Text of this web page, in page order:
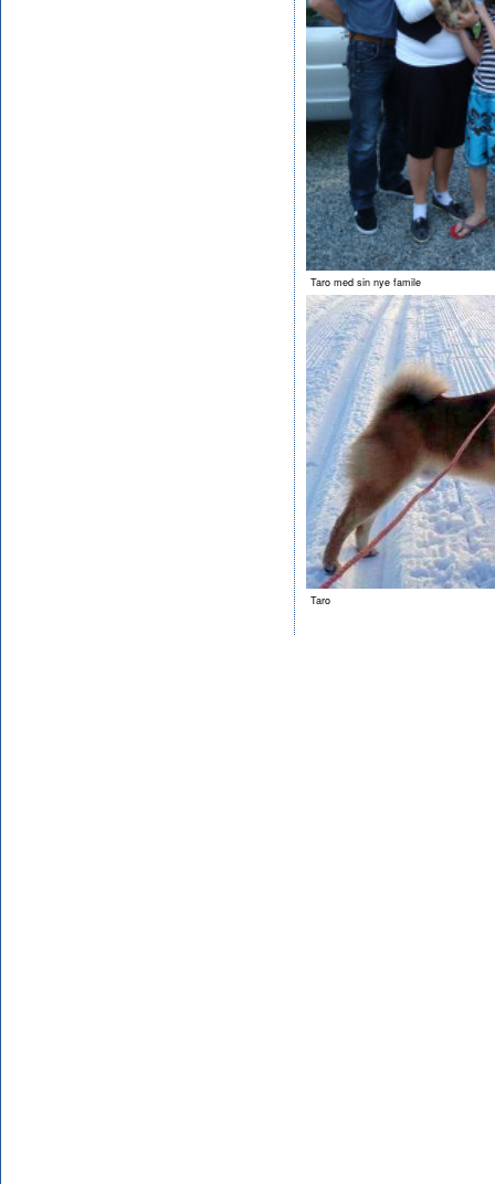
Taro med sin nye famile
Taro